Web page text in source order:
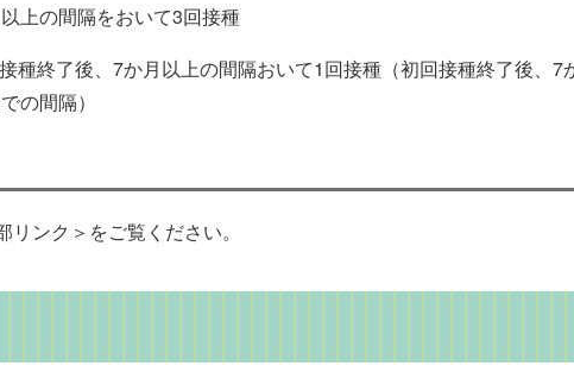
上の間隔をおいて3回接種
種終了後、7か月以上の間隔おいて1回接種（初回接種終了後、7
の間隔）
リンク＞ をご覧ください。